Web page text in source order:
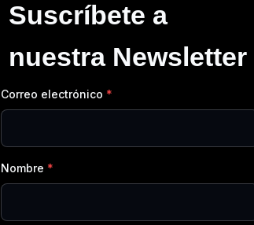
Suscríbete a
nuestra Newsletter
Correo electrónico
Nombre